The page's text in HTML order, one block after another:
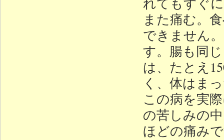
また痛む。
できません
す。腸も同
は、たとえ
く、体はま
この病を実
の苦しみの
ほどの痛み